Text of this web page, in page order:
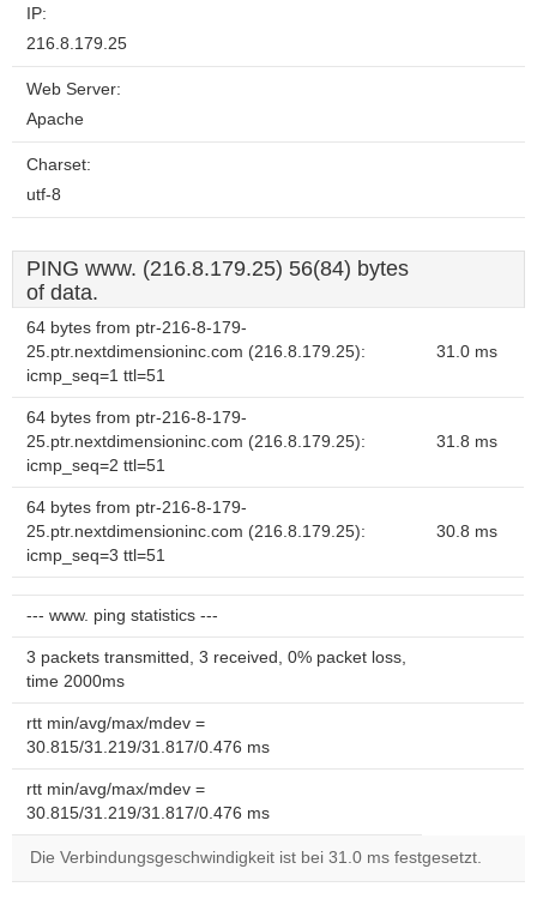
IP:
216.8.179.25
Web Server:
Apache
Charset:
utf-8
PING www. (216.8.179.25) 56(84) bytes
of data.
64 bytes from ptr-216-8-179-
25.ptr.nextdimensioninc.com (216.8.179.25):
icmp_seq=1 ttl=51
31.0 ms
64 bytes from ptr-216-8-179-
25.ptr.nextdimensioninc.com (216.8.179.25):
icmp_seq=2 ttl=51
31.8 ms
64 bytes from ptr-216-8-179-
25.ptr.nextdimensioninc.com (216.8.179.25):
icmp_seq=3 ttl=51
30.8 ms
--- www. ping statistics ---
3 packets transmitted, 3 received, 0% packet loss,
time 2000ms
rtt min/avg/max/mdev =
30.815/31.219/31.817/0.476 ms
rtt min/avg/max/mdev =
30.815/31.219/31.817/0.476 ms
Die Verbindungsgeschwindigkeit ist bei 31.0 ms festgesetzt.